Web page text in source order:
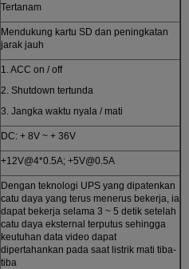
Tertanam
Mendukung kartu SD dan peningkatan
jarak jauh
1. ACC on / off
2. Shutdown tertunda
3. Jangka waktu nyala / mati
DC: + 8V ~ + 36V
+12V@4*0.5A; +5V@0.5A
Dengan teknologi UPS yang dipatenkan
catu daya yang terus menerus bekerja, ia
dapat bekerja selama 3 ~ 5 detik setelah
catu daya eksternal terputus sehingga
keutuhan data video dapat
dipertahankan pada saat listrik mati tiba-
tiba